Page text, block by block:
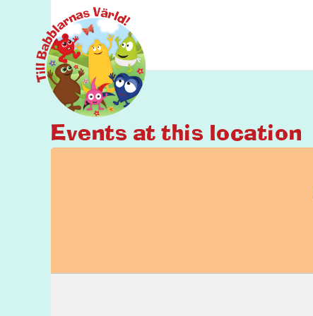
Events at this location